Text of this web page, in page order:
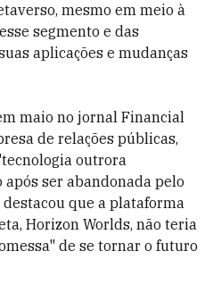
mesmo em meio à
segmento e das
aplicações e mudanças
maio no jornal Financial
de relações públicas,
outrora
ser abandonada pelo
que a plataforma
Horizon Worlds, não teria
de se tornar o futuro